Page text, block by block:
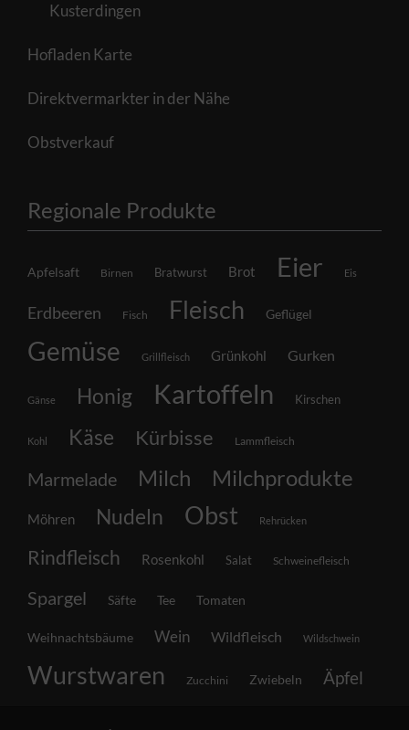
Kusterdingen
Hofladen Karte
Direktvermarkter in der Nähe
Obstverkauf
Regionale Produkte
Apfelsaft Birnen Bratwurst Brot Eier Eis
Erdbeeren Fisch Fleisch Geflügel
Gemüse Grillfleisch Grünkohl Gurken
Gänse Honig Kartoffeln Kirschen
Kohl Käse Kürbisse Lammfleisch
Marmelade Milch Milchprodukte
Möhren Nudeln Obst Rehrücken
Rindfleisch Rosenkohl Salat Schweinefleisch
Spargel Säfte Tee Tomaten
Weihnachtsbäume Wein Wildfleisch Wildschwein
Wurstwaren Zucchini Zwiebeln Äpfel